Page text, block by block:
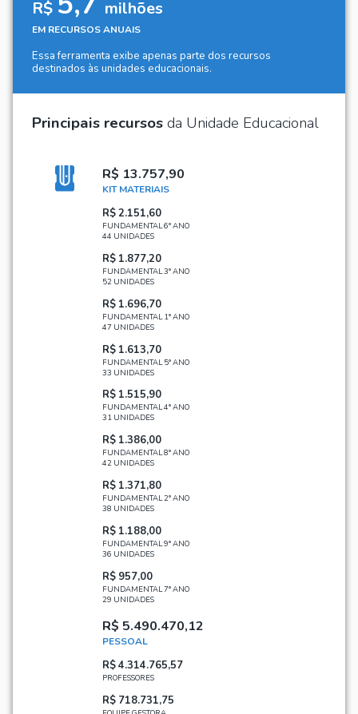
R$ milhões
EM RECURSOS ANUAIS
Essa ferramenta exibe apenas parte dos recursos
destinados às unidades educacionais.
Principais recursosda Unidade Educacional
R$ 13.757,90
KIT MATERIAIS
R$ 2.151,60
FUNDAMENTAL 6° ANO
44 UNIDADES
R$ 1.877,20
FUNDAMENTAL 3° ANO
52 UNIDADES
R$ 1.696,70
FUNDAMENTAL 1° ANO
47 UNIDADES
R$ 1.613,70
FUNDAMENTAL 5° ANO
33 UNIDADES
R$ 1.515,90
FUNDAMENTAL 4° ANO
31 UNIDADES
R$ 1.386,00
FUNDAMENTAL 8° ANO
42 UNIDADES
R$ 1.371,80
FUNDAMENTAL 2° ANO
38 UNIDADES
R$ 1.188,00
FUNDAMENTAL 9° ANO
36 UNIDADES
R$ 957,00
FUNDAMENTAL 7° ANO
29 UNIDADES
R$ 5.490.470,12
PESSOAL
R$ 4.314.765,57
PROFESSORES
R$ 718.731,75